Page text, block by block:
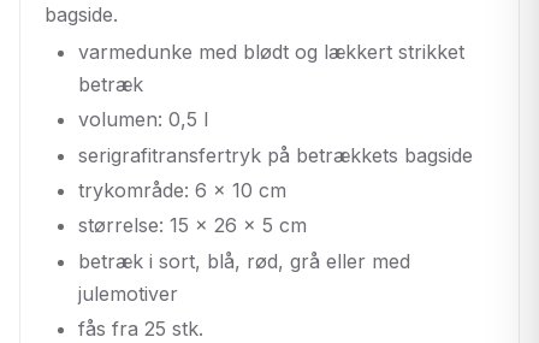
bagside.
varmedunke med blødt og lækkert strikket
betræk
volumen: 0,5 l
serigrafitransfertryk på betrækkets bagside
trykområde: 6 x 10 cm
størrelse: 15 x 26 x 5 cm
betræk i sort, blå, rød, grå eller med
julemotiver
fås fra 25 stk.